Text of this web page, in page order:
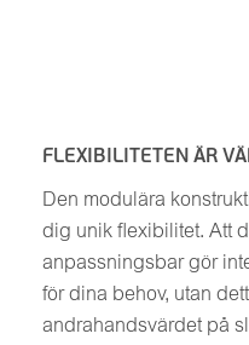
FLEXIBILITETEN ÄR
Den modulära
dig unik flexibilitet. Att
anpassningsbar gör
för dina behov, utan
andrahandsvärdet på